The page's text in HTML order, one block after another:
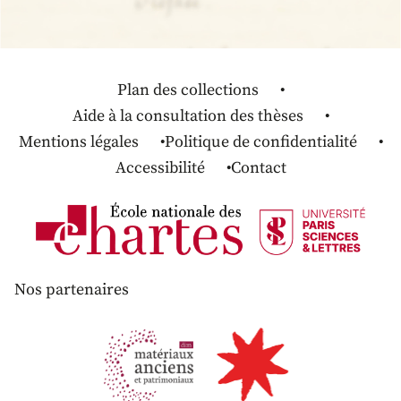
Plan des collections
Aide à la consultation des thèses
Mentions légales
Politique de confidentialité
Accessibilité
Contact
Nos partenaires